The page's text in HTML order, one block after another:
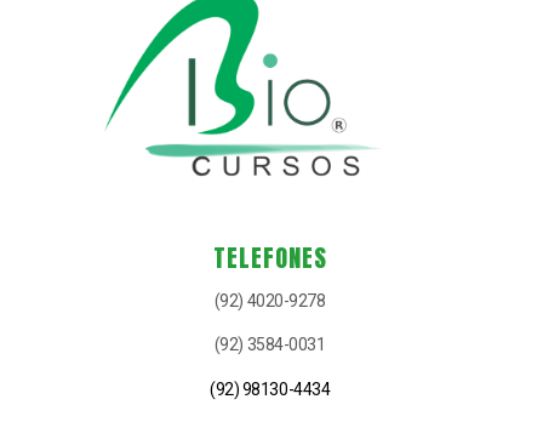
TELEFONES
(92) 4020-9278
(92) 3584-0031
(92) 98130-4434